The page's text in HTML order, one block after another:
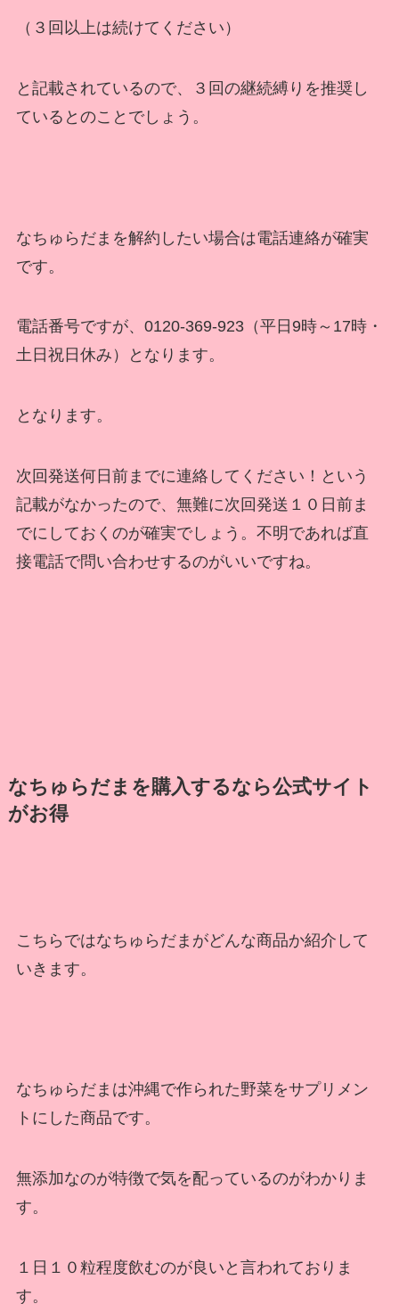
（３回以上は続けてください）
と記載されているので、３回の継続縛りを推奨し
ているとのことでしょう。
なちゅらだまを解約したい場合は電話連絡が確実
です。
電話番号ですが、0120-369-923（平日9時～17時・
土日祝日休み）となります。
となります。
次回発送何日前までに連絡してください！という
記載がなかったので、無難に次回発送１０日前ま
でにしておくのが確実でしょう。不明であれば直
接電話で問い合わせするのがいいですね。
なちゅらだまを購入するなら公式サイト
がお得
こちらではなちゅらだまがどんな商品か紹介して
いきます。
なちゅらだまは沖縄で作られた野菜をサプリメン
トにした商品です。
無添加なのが特徴で気を配っているのがわかりま
す。
１日１０粒程度飲むのが良いと言われておりま
す。